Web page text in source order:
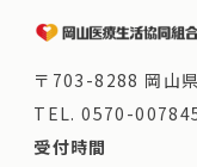
〒703-8288 岡山
TEL.0570-007845
受付時間